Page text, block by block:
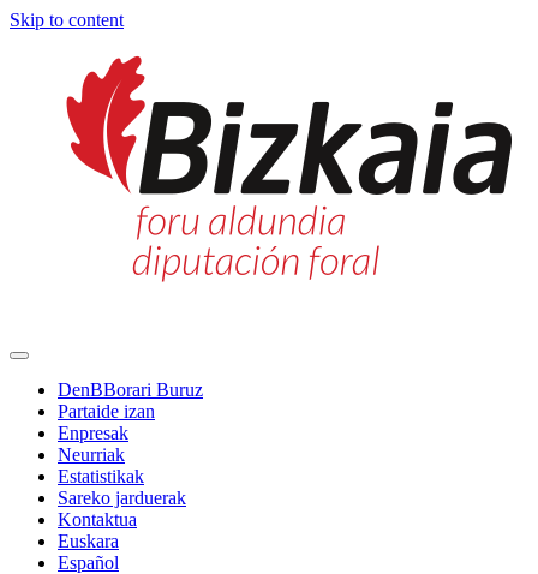
Skip to content
Main
Navigation
DenBBorari Buruz
Partaide izan
Enpresak
Neurriak
Estatistikak
Sareko jarduerak
Kontaktua
Euskara
Español